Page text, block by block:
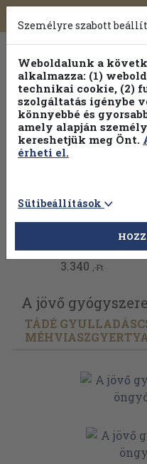
Toggle
navigation
Vissza az előző oldalra
3.340 ,-Ft
A jövő
TÁDÉ
Személyre szabott
Weboldalunk a
alkalmazza: (1)
technikai cookie, (2)
szolgáltatás igénybe
könnyebbé és
amely alapján
kereshetjük meg Önt.
érheti el.
Sütibeállítások